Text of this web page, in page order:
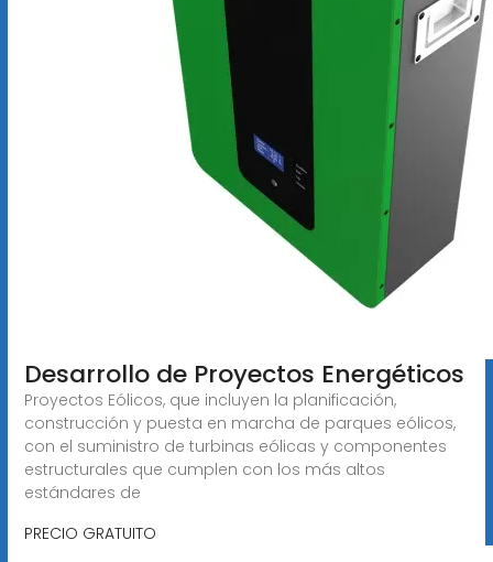
Desarrollo de Proyectos Energéticos
Proyectos Eólicos, que incluyen la planificación,
construcción y puesta en marcha de parques eólicos,
con el suministro de turbinas eólicas y componentes
estructurales que cumplen con los más altos
estándares de
PRECIO GRATUITO